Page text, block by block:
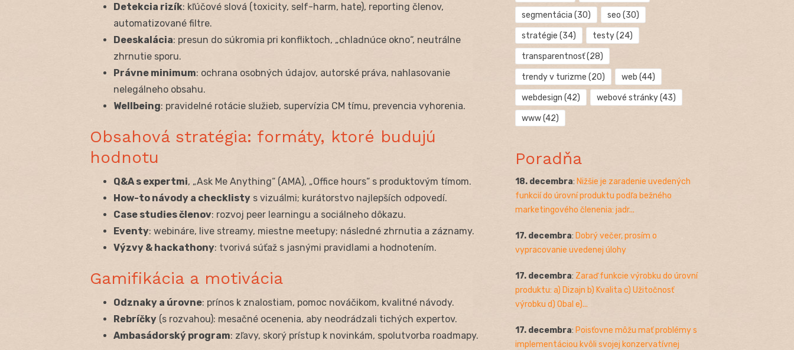
Detekcia rizík: kľúčové slová (toxicity, self-harm, hate), reporting členov,
automatizované filtre.
Deeskalácia: presun do súkromia pri konfliktoch, „chladnúce okno“, neutrálne
zhrnutie sporu.
Právne minimum: ochrana osobných údajov, autorské práva, nahlasovanie
nelegálneho obsahu.
Wellbeing: pravidelné rotácie služieb, supervízia CM tímu, prevencia vyhorenia.
Obsahová stratégia: formáty, ktoré budujú
hodnotu
Q&A s expertmi, „Ask Me Anything“ (AMA), „Office hours“ s produktovým tímom.
How-to návody a checklisty s vizuálmi; kurátorstvo najlepších odpovedí.
Case studies členov: rozvoj peer learningu a sociálneho dôkazu.
Eventy: webináre, live streamy, miestne meetupy; následné zhrnutia a záznamy.
Výzvy & hackathony: tvorivá súťaž s jasnými pravidlami a hodnotením.
Gamifikácia a motivácia
Odznaky a úrovne: prínos k znalostiam, pomoc nováčikom, kvalitné návody.
Rebríčky (s rozvahou): mesačné ocenenia, aby neodrádzali tichých expertov.
Ambasádorský program: zľavy, skorý prístup k novinkám, spolutvorba roadmapy.
segmentácia (30) seo (30)
stratégie (34) testy(24)
transparentnosť(28)
trendy v turizme (20) web (44)
webdesign (42) webové stránky(43)
www(42)
Poradňa
18. decembra: Nižšie je zaradenie uvedených
funkcií do úrovní produktu podľa bežného
marketingového členenia: jadr...
17. decembra: Dobrý večer, prosím o
vypracovanie uvedenej úlohy
17. decembra: Zaraď funkcie výrobku do úrovní
produktu: a) Dizajn b) Kvalita c) Užitočnosť
výrobku d) Obal e)...
17. decembra: Poisťovne môžu mať problémy s
implementáciou kvôli svojej konzervatívnej